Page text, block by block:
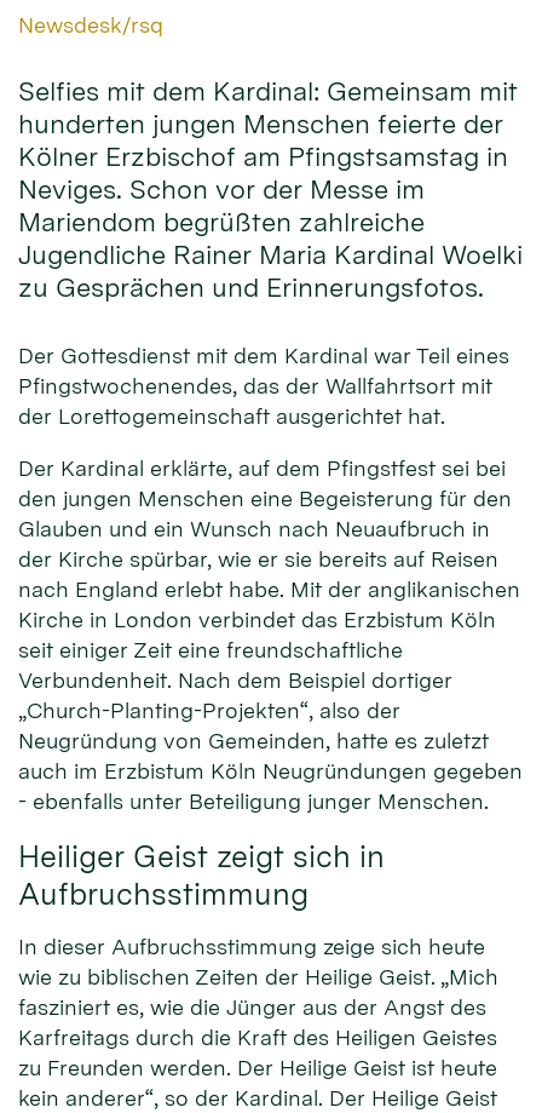
Von:
Newsdesk/rsq
Selfies mit dem Kardinal: Gemeinsam mit
hunderten jungen Menschen feierte der
Kölner Erzbischof am Pfingstsamstag in
Neviges. Schon vor der Messe im
Mariendom begrüßten zahlreiche
Jugendliche Rainer Maria Kardinal Woelki
zu Gesprächen und Erinnerungsfotos.
Der Gottesdienst mit dem Kardinal war Teil eines
Pfingstwochenendes, das der Wallfahrtsort mit
der Lorettogemeinschaft ausgerichtet hat.
Der Kardinal erklärte, auf dem Pfingstfest sei bei
den jungen Menschen eine Begeisterung für den
Glauben und ein Wunsch nach Neuaufbruch in
der Kirche spürbar, wie er sie bereits auf Reisen
nach England erlebt habe. Mit der anglikanischen
Kirche in London verbindet das Erzbistum Köln
seit einiger Zeit eine freundschaftliche
Verbundenheit. Nach dem Beispiel dortiger
„Church-Planting-Projekten“, also der
Neugründung von Gemeinden, hatte es zuletzt
auch im Erzbistum Köln Neugründungen gegeben
- ebenfalls unter Beteiligung junger Menschen.
Heiliger Geist zeigt sich in
Aufbruchsstimmung
In dieser Aufbruchsstimmung zeige sich heute
wie zu biblischen Zeiten der Heilige Geist. „Mich
fasziniert es, wie die Jünger aus der Angst des
Karfreitags durch die Kraft des Heiligen Geistes
zu Freunden werden. Der Heilige Geist ist heute
kein anderer“, so der Kardinal. Der Heilige Geist